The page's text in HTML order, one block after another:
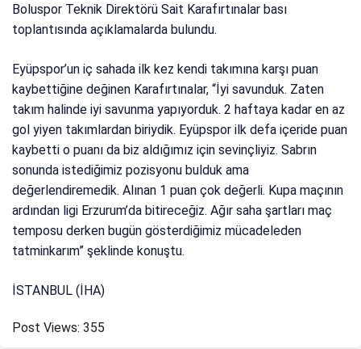
Boluspor Teknik Direktörü Sait Karafırtınalar bası
toplantısında açıklamalarda bulundu.
Eyüpspor’un iç sahada ilk kez kendi takımına karşı puan
kaybettiğine değinen Karafırtınalar, “İyi savunduk. Zaten
takım halinde iyi savunma yapıyorduk. 2 haftaya kadar en az
gol yiyen takımlardan biriydik. Eyüpspor ilk defa içeride puan
kaybetti o puanı da biz aldığımız için sevinçliyiz. Sabrın
sonunda istediğimiz pozisyonu bulduk ama
değerlendiremedik. Alınan 1 puan çok değerli. Kupa maçının
ardından ligi Erzurum’da bitireceğiz. Ağır saha şartları maç
temposu derken bugün gösterdiğimiz mücadeleden
tatminkarım” şeklinde konuştu.
İSTANBUL (İHA)
Post Views: 355